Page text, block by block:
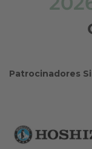
Patrocinadores